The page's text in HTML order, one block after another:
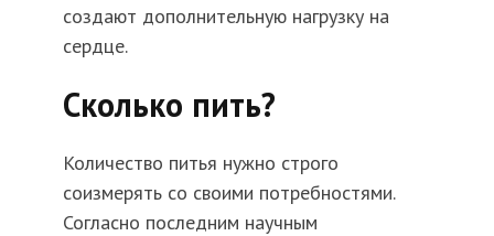
создают дополнительную нагрузку на
сердце.
Сколько пить?
Количество питья нужно строго
соизмерять со своими потребностями.
Согласно последним научным